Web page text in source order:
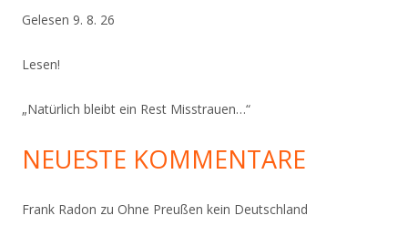
Gelesen 9. 8. 26
Lesen!
„Natürlich bleibt ein Rest Misstrauen…“
NEUESTE KOMMENTARE
Frank Radon zu Ohne Preußen kein Deutschland